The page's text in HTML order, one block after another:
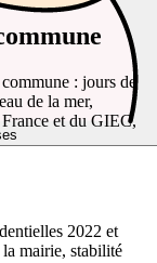
: jours de
de la mer,
France et du GIEC,
2022 et
mairie, stabilité